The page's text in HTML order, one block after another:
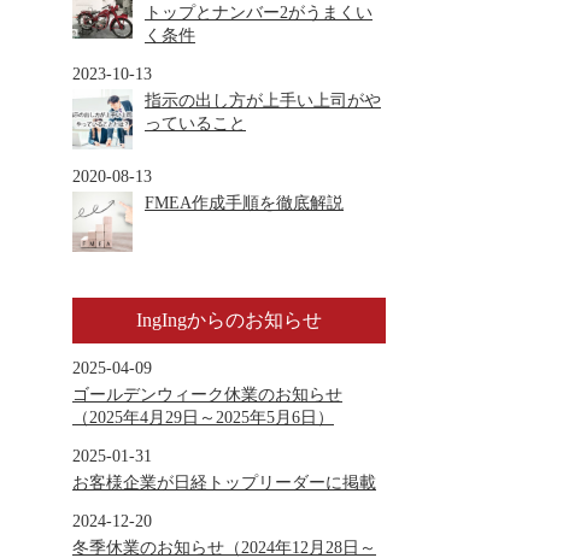
トップとナンバー2がうまくい
く条件
2023-10-13
指示の出し方が上手い上司がや
っていること
2020-08-13
FMEA作成手順を徹底解説
IngIngからのお知らせ
2025-04-09
ゴールデンウィーク休業のお知らせ
（2025年4月29日～2025年5月6日）
2025-01-31
お客様企業が日経トップリーダーに掲載
2024-12-20
冬季休業のお知らせ（2024年12月28日～